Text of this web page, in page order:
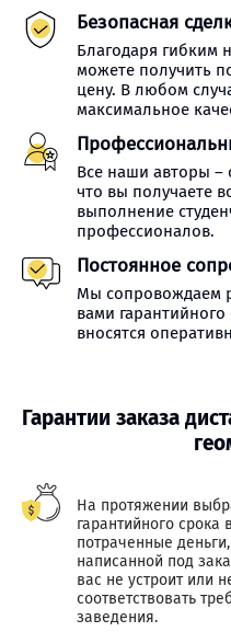
Безопасная
Благодаря гибким
можете получить
цену. В любом
максимальное
Все наши авторы –
что вы получаете
выполнение
профессионалов.
Постоянное
Мы сопровождаем
вами
вносятся
Гарантии заказа
На протяжении
гарантийного срока
потраченные
написанной под
вас не устроит или
соответствовать
заведения.